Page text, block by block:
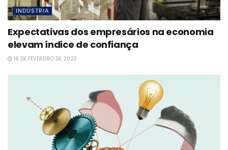
INDÚSTRIA
Expectativas dos empresários na economia
elevam índice de confiança
16 DE FEVEREIRO DE 2023